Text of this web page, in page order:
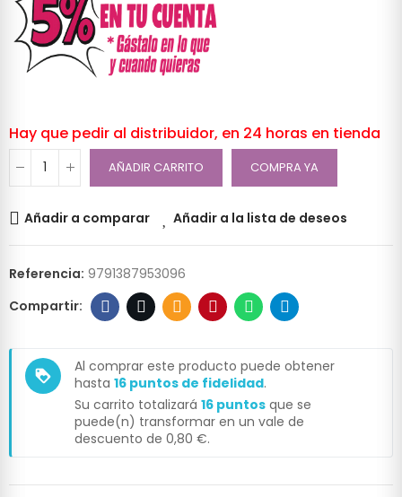
Hay que pedir al distribuidor, en 24 horas en tienda
AÑADIR CARRITO COMPRA YA
Añadir a comparar Añadir a la lista de deseos
Referencia: 9791387953096
loyalty
Al comprar este producto puede obtener
hasta 16 puntos de fidelidad.
Su carrito totalizará 16 puntos que se
puede(n) transformar en un vale de
descuento de 0,80 €.